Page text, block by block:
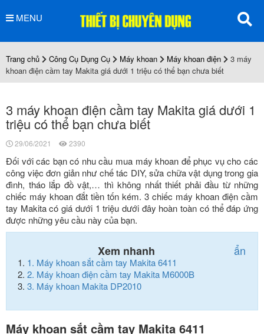
MENU
Trang chủ Công Cụ Dụng Cụ Máy khoan Máy khoan điện
3 máy
khoan điện cầm tay Makita giá dưới 1 triệu có thể bạn chưa biết
3 máy khoan điện cầm tay Makita giá dưới 1
triệu có thể bạn chưa biết
29/06/2021 2390
Đối với các bạn có nhu cầu mua máy khoan để phục vụ cho các
công việc đơn giản như chế tác DIY, sửa chữa vật dụng trong gia
đình, tháo lắp đồ vật,… thì không nhất thiết phải đầu từ những
chiếc máy khoan đắt tiền tốn kém. 3 chiếc máy khoan điện cầm
tay Makita có giá dưới 1 triệu dưới đây hoàn toàn có thể đáp ứng
được những yêu cầu này của bạn.
Xem nhanh ẩn
1. Máy khoan sắt cầm tay Makita 6411
2. Máy khoan điện cầm tay Makita M6000B
3. Máy khoan Makita DP2010
Máy khoan sắt cầm tay Makita 6411